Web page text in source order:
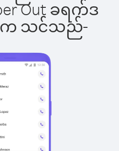
Out ခရက်ဒ
ါက သင်သည်-